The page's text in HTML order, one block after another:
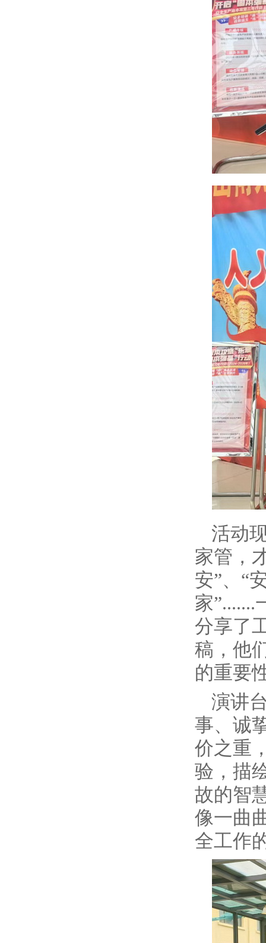
活动
家管，
安”、“
家
分享了
稿，他
的重要
演讲
事、诚
价之重
验，描
故的智
像一曲
全工作